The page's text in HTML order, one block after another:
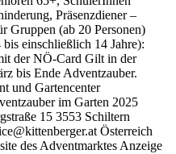
Präsenzdiener –
Gruppen (ab 20 Personen)
einschließlich 14 Jahre):
der NÖ-Card Gilt in der
bis Ende Adventzauber.
und Gartencenter
im Garten 2025
15 3553 Schiltern
Österreich
des Adventmarktes Anzeige